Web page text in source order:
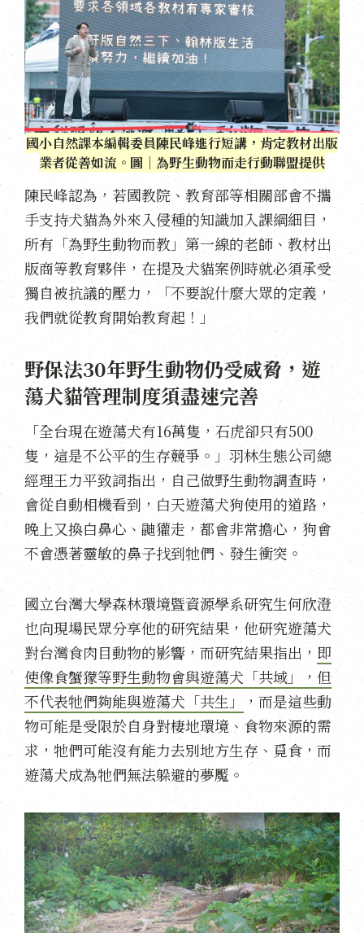
國小自然課本編輯委員陳民峰進行短講，肯定教材出版
業者從善如流。圖｜為野生動物而走行動聯盟提供
陳民峰認為，若國教院、教育部等相關部會不攜
手支持犬貓為外來入侵種的知識加入課綱細目，
所有「為野生動物而教」第一線的老師、教材出
版商等教育夥伴，在提及犬貓案例時就必須承受
獨自被抗議的壓力，「不要說什麼大眾的定義，
我們就從教育開始教育起！」
野保法30年野生動物仍受威脅，遊
蕩犬貓管理制度須盡速完善
「全台現在遊蕩犬有16萬隻，石虎卻只有500
隻，這是不公平的生存競爭。」羽林生態公司總
經理王力平致詞指出，自己做野生動物調查時，
會從自動相機看到，白天遊蕩犬狗使用的道路，
晚上又換白鼻心、鼬獾走，都會非常擔心，狗會
不會憑著靈敏的鼻子找到牠們、發生衝突。
國立台灣大學森林環境暨資源學系研究生何欣澄
也向現場民眾分享他的研究結果，他研究遊蕩犬
對台灣食肉目動物的影響，而研究結果指出， 即
使像食蟹獴等野生動物會與遊蕩犬「共域」，但
不代表牠們夠能與遊蕩犬「共生」
，而是這些動
物可能是受限於自身對棲地環境、食物來源的需
求，牠們可能沒有能力去別地方生存、覓食，而
遊蕩犬成為牠們無法躲避的夢魘。